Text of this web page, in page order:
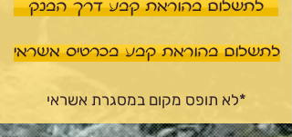
לתשלום בהוראת קבע דרך הבנק
לתשלום בהוראת קבע בכרטיס אשראי
*לא תופס מקום במסגרת אשראי